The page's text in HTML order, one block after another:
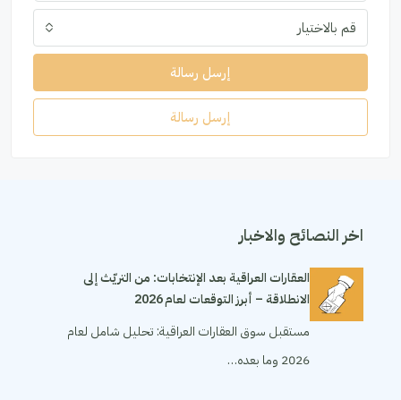
قم بالاختيار
إرسل رسالة
إرسل رسالة
اخر النصائح والاخبار
العقارات العراقية بعد الإنتخابات: من التريّث إلى
الانطلاقة – أبرز التوقعات لعام 2026
مستقبل سوق العقارات العراقية: تحليل شامل لعام
2026 وما بعده…